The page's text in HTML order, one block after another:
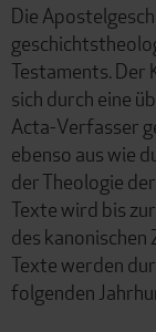
Die
Testaments. Der
sich durch eine
Acta-Verfasser
ebenso aus wie
der Theologie
Texte wird bis
des
Texte werden
folgenden